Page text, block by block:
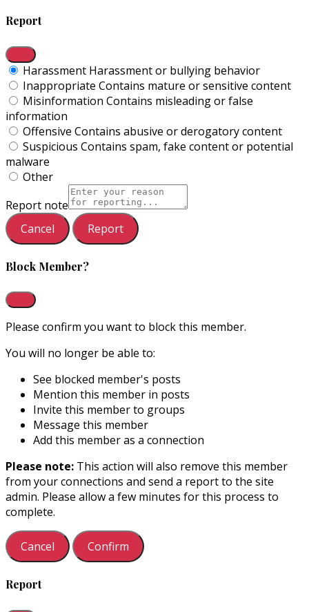
Report
Harassment Harassment or bullying behavior
Inappropriate Contains mature or sensitive content
Misinformation Contains misleading or false
information
Offensive Contains abusive or derogatory content
Suspicious Contains spam, fake content or potential
malware
Other
Report note
Report
Block Member?
Please confirm you want to block this member.
You will no longer be able to:
See blocked member's posts
Mention this member in posts
Invite this member to groups
Message this member
Add this member as a connection
Please note: This action will also remove this member
from your connections and send a report to the site
admin. Please allow a few minutes for this process to
complete.
Confirm
Report